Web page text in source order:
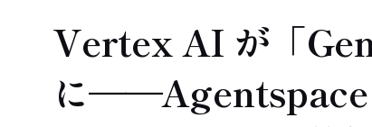
Vertex AI が「
に——Agentspace